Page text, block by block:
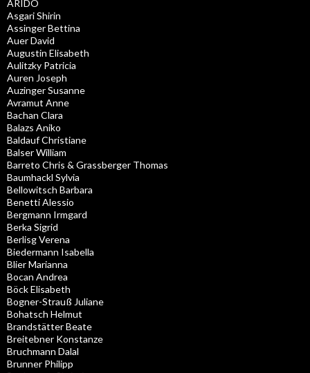
ARIDO
Asgari Shirin
Assinger Bettina
Auer David
Augustin Elisabeth
Aulitzky Patricia
Auren Joseph
Auzinger Susanne
Avramut Anne
Bachan Clara
Balazs Aniko
Baldauf Christiane
Balser William
Barreto Chris & Grassberger Thomas
Baumhackl Sylvia
Bellowitsch Barbara
Benetti Alessio
Bergmann Irmgard
Berka Sigrid
Berlisg Verena
Biedermann Isabella
Blier Marianna
Bocan Andrea
Böck Elisabeth
Bogner-Strauß Juliane
Bohatsch Helmut
Brandstätter Beate
Breitebner Konstanze
Bruchmann Dalal
Brunner Philipp